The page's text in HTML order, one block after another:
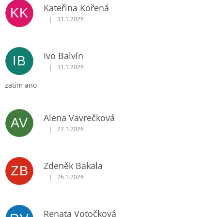
KK Kateřina Kořená
Hodnocení obchodu je 5 z 5 hvězdiček.
| 31.1.2026
IB Ivo Balvín
Hodnocení obchodu je 4 z 5 hvězdiček.
| 31.1.2026
zatím ano
AV Alena Vavrečková
Hodnocení obchodu je 5 z 5 hvězdiček.
| 27.1.2026
ZB Zdeněk Bakala
Hodnocení obchodu je 5 z 5 hvězdiček.
| 26.1.2026
Renata Votočková